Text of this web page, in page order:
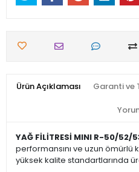
Ürün Açıklaması Garanti ve
YAĞ FİLİTRESİ MINI R-50/52/
performansını ve uzun ömürlü
yüksek kalite standartlarında